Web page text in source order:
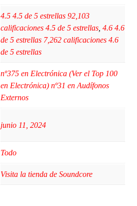
4.5 4.5 de 5 estrellas 92,103
calificaciones 4.5 de 5 estrellas ,4.6 4.6
de 5 estrellas 7,262 calificaciones 4.6
de 5 estrellas
nº375 en Electrónica (Ver el Top 100
en Electrónica) nº31 en Audífonos
Externos
junio 11, 2024
Todo
Visita la tienda de Soundcore